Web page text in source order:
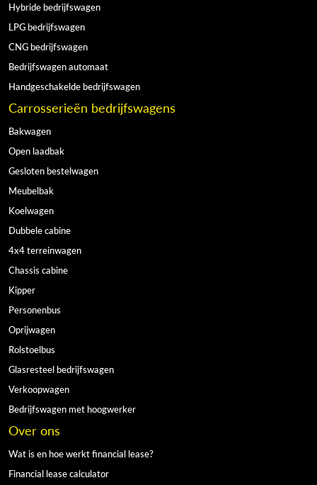
Hybride bedrijfswagen
LPG bedrijfswagen
CNG bedrijfswagen
Bedrijfswagen automaat
Handgeschakelde bedrijfswagen
Carrosserieën bedrijfswagens
Bakwagen
Open laadbak
Gesloten bestelwagen
Meubelbak
Koelwagen
Dubbele cabine
4x4 terreinwagen
Chassis cabine
Kipper
Personenbus
Oprijwagen
Rolstoelbus
Glasresteel bedrijfswagen
Verkoopwagen
Bedrijfswagen met hoogwerker
Over ons
Wat is en hoe werkt financial lease?
Financial lease calculator